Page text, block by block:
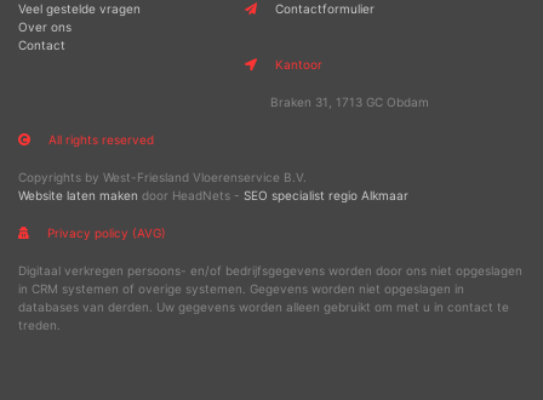
Veel gestelde vragen
Over ons
Contact
Contactformulier
Kantoor
Braken 31, 1713 GC Obdam
All rights reserved
Copyrights by West-Friesland Vloerenservice B.V.
Website laten maken door HeadNets - SEO specialist regio Alkmaar
Privacy policy (AVG)
Digitaal verkregen persoons- en/of bedrijfsgegevens worden door ons niet opgeslagen
in CRM systemen of overige systemen. Gegevens worden niet opgeslagen in
databases van derden. Uw gegevens worden alleen gebruikt om met u in contact te
treden.